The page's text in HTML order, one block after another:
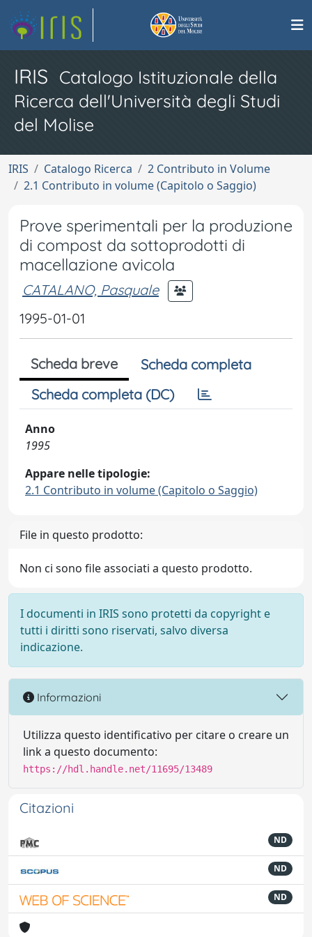
IRIS Catalogo Istituzionale della
Ricerca dell'Università degli Studi
del Molise
IRIS Catalogo Ricerca
2 Contributo in Volume
2.1 Contributo in volume (Capitolo o Saggio)
Prove sperimentali per la produzione
di compost da sottoprodotti di
macellazione avicola
CATALANO, Pasquale
1995-01-01
Scheda breve
Scheda completa
Scheda completa (DC)
Anno
1995
Appare nelle tipologie:
2.1 Contributo in volume (Capitolo o Saggio)
File in questo prodotto:
Non ci sono file associati a questo prodotto.
I documenti in IRIS sono protetti da copyright e
tutti i diritti sono riservati, salvo diversa
indicazione.
Informazioni
Utilizza questo identificativo per citare o creare un
link a questo documento:
https://hdl.handle.net/11695/13489
Citazioni
ND
ND
ND